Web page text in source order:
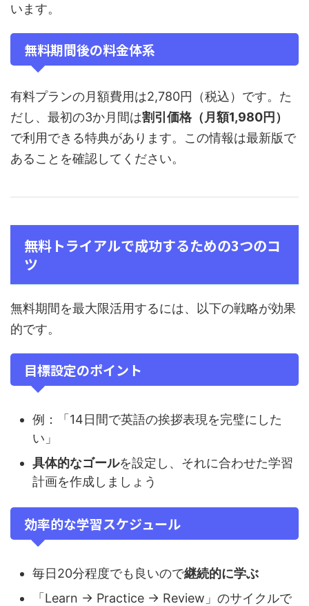
います。
無料期間後の料金体系
有料プランの月額費用は2,780円（税込）です。た
だし、最初の3か月間は割引価格（月額1,980円）
で利用できる特典があります。この情報は最新版で
あることを確認してください。
無料トライアルで成功するための3つのコ
ツ
無料期間を最大限活用するには、以下の戦略が効果
的です。
目標設定のポイント
例：「14日間で英語の挨拶表現を完璧にした
い」
具体的なゴールを設定し、それに合わせた学習
計画を作成しましょう
効率的な学習スケジュール
毎日20分程度でも良いので継続的に学ぶ
「Learn → Practice → Review」のサイクルで